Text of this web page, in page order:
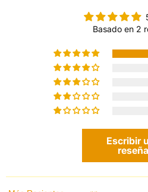
Basado en 2
Escribir
reseña